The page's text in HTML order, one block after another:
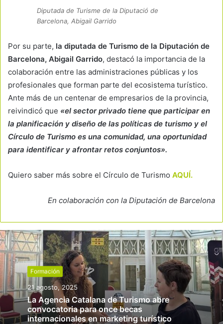
Diputada de Turisme de la Diputació de
Barcelona, Abigail Garrido
Por su parte, la diputada de Turismo de la Diputación de
Barcelona, Abigail Garrido, destacó la importancia de la
colaboración entre las administraciones públicas y los
profesionales que forman parte del ecosistema turístico.
Ante más de un centenar de empresarios de la provincia,
reivindicó que «el sector privado tiene que participar en
la planificación y diseño de las políticas de turismo y el
Círculo de Turismo es una comunidad, una oportunidad
para identificar y afrontar retos conjuntos».
Quiero saber más sobre el Círculo de Turismo AQUÍ.
En colaboración con la Diputación de Barcelona
Formación
21 agosto, 2025
La Agencia Catalana de Turismo abre
convocatoria para once becas
internacionales en marketing turístico